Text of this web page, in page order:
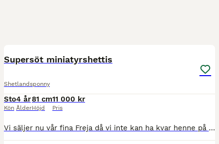
Supersöt miniatyrshettis
Shetlandsponny
Sto
Kön
4 år
Ålder
81 cm
Höjd
11 000 kr
Pris
Vi säljer nu vår fina Freja då vi inte kan ha kvar henne på grund av flytt. Hon är en shetlandsponny korsad med amerikansk miniatyrhäst. Nu är hon fyra år och har gått som sällskapshäst till vår andra